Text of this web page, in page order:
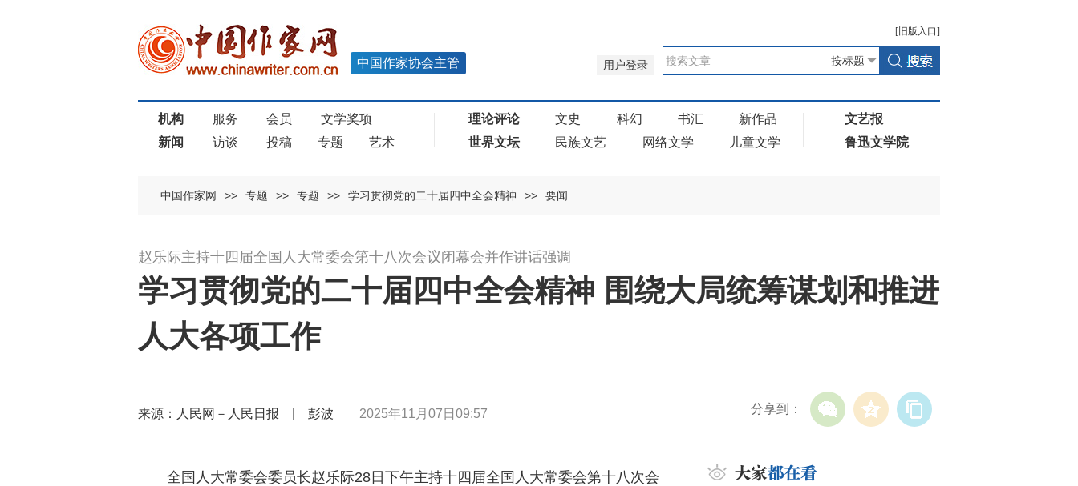
[ 旧版 入口]
用户登录
中国作家协会主管
机构 服务 会员
文学奖项
新闻
访谈 投稿 专题 艺术
理论评论 文史 科幻 书汇
新作品
世界文坛
民族文艺 网络文学 儿童文学
文艺报
鲁迅文学院
中国作家网 >> 专题 >> 专题 >> 学习贯彻党的二十届四中全会精神 >> 要闻
赵乐际主持十四届全国人大常委会第十八次会议闭幕会并作讲话强调
学习贯彻党的二十届四中全会精神 围绕大局统筹谋划和推进
人大各项工作
分享到：
来源：人民网－人民日报 | 彭波 2025年11月07日09:57
全国人大常委会委员长赵乐际28日下午主持十四届全国人大常委会第十八次会